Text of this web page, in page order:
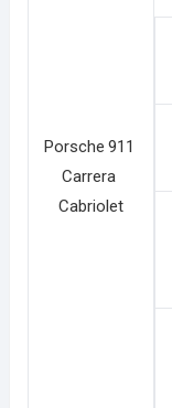
Porsche 911
Carrera
Cabriolet